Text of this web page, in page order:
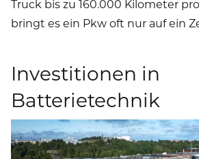
Truck bis zu 160.000 Kilometer
bringt es ein Pkw oft nur auf ein
Investitionen in
Batterietechnik